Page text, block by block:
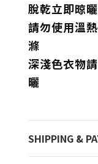
脫乾立即晾曬
請勿使用溫
滌
深淺色衣物
曬
SHIPPING &